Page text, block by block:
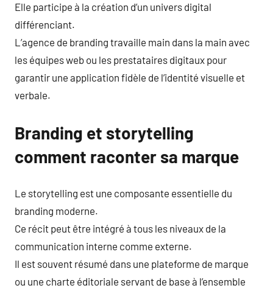
Elle participe à la création d’un univers digital
différenciant.
L’agence de branding travaille main dans la main avec
les équipes web ou les prestataires digitaux pour
garantir une application fidèle de l’identité visuelle et
verbale.
Branding et storytelling
comment raconter sa marque
Le storytelling est une composante essentielle du
branding moderne.
Ce récit peut être intégré à tous les niveaux de la
communication interne comme externe.
Il est souvent résumé dans une plateforme de marque
ou une charte éditoriale servant de base à l’ensemble